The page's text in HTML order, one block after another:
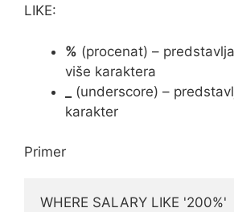
LIKE:
% (procenat) –
više karaktera
(underscore) –
karakter
Primer
WHERE SALARY LIKE '200%'